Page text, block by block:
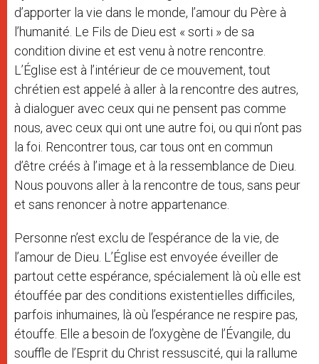
d’apporter la vie dans le monde, l’amour du Père à
l’humanité. Le Fils de Dieu est « sorti » de sa
condition divine et est venu à notre rencontre.
L’Église est à l’intérieur de ce mouvement, tout
chrétien est appelé à aller à la rencontre des autres,
à dialoguer avec ceux qui ne pensent pas comme
nous, avec ceux qui ont une autre foi, ou qui n’ont pas
la foi. Rencontrer tous, car tous ont en commun
d’être créés à l’image et à la ressemblance de Dieu.
Nous pouvons aller à la rencontre de tous, sans peur
et sans renoncer à notre appartenance.
Personne n’est exclu de l’espérance de la vie, de
l’amour de Dieu. L’Église est envoyée éveiller de
partout cette espérance, spécialement là où elle est
étouffée par des conditions existentielles difficiles,
parfois inhumaines, là où l’espérance ne respire pas,
étouffe. Elle a besoin de l’oxygène de l’Évangile, du
souffle de l’Esprit du Christ ressuscité, qui la rallume